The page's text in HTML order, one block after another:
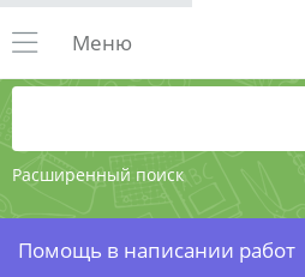
Расширенный поиск
Меню
Помощь в написании работ